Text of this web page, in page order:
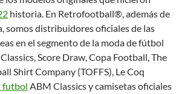
historia. En Retrofootball®, además de
somos distribuidores oficiales de las
en el segmento de la moda de fútbol
Score Draw, Copa Football, The
Shirt Company (TOFFS), Le Coq
futbol ABM Classics y camisetas oficiales